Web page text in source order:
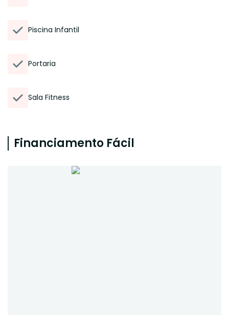
Piscina Infantil
Portaria
Sala Fitness
Financiamento Fácil